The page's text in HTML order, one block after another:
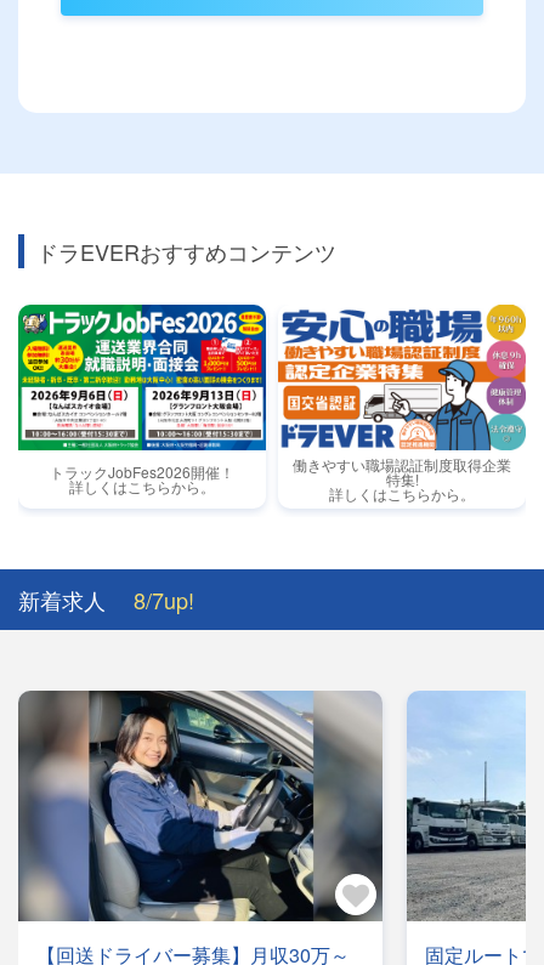
ドラEVERおすすめコンテンツ
トラックJobFes2026開催！
詳しくはこちらから。
働きやすい職場認証制度取得企業
特集!
詳しくはこちらから。
新着求人 8/7up!
【回送ドライバー募集】月収30万～
固定ルート